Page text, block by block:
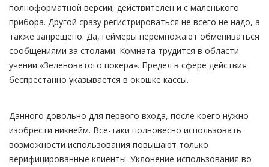
полноформатной версии, действителен и с маленького
прибора. Другой сразу регистрироваться не всего не надо, а
также запрещено. Да, геймеры перемножают обмениваться
сообщениями за столами. Комната трудится в области
учении «Зеленоватого покера». Предел в сфере действия
беспрестанно указывается в окошке кассы.
Данного довольно для первого входа, после коего нужно
изобрести никнейм. Все-таки полновесно использовать
возможности использования повышают только
верифицированные клиенты. Уклонение использования во